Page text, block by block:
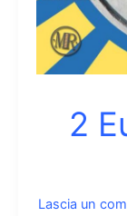
2
Lascia un